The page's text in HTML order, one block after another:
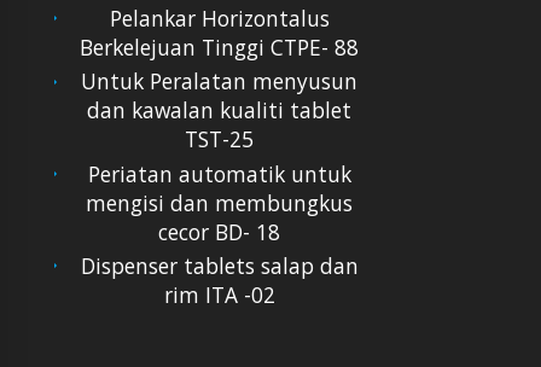
Pelankar Horizontalus
Berkelejuan Tinggi CTPE- 88
Untuk Peralatan menyusun
dan kawalan kualiti tablet
TST-25
Periatan automatik untuk
mengisi dan membungkus
cecor BD- 18
Dispenser tablets salap dan
rim ITA -02